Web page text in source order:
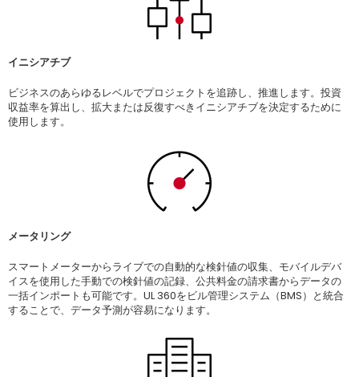
イニシアチブ
ビジネスのあらゆるレベルでプロジェクトを追跡し、推進します。投資
収益率を算出し、拡大または反復すべきイニシアチブを決定するために
使用します。
メータリング
スマートメーターからライブでの自動的な検針値の収集、モバイルデバ
イスを使用した手動での検針値の記録、公共料金の請求書からデータの
一括インポートも可能です。UL 360をビル管理システム（BMS）と統合
することで、データ予測が容易になります。